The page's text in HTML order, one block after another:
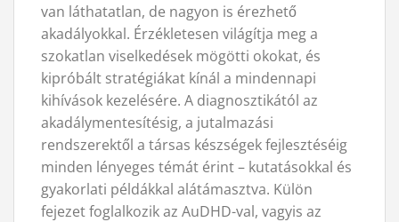
van láthatatlan, de nagyon is érezhető
akadályokkal. Érzékletesen világítja meg a
szokatlan viselkedések mögötti okokat, és
kipróbált stratégiákat kínál a mindennapi
kihívások kezelésére. A diagnosztikától az
akadálymentesítésig, a jutalmazási
rendszerektől a társas készségek fejlesztéséig
minden lényeges témát érint – kutatásokkal és
gyakorlati példákkal alátámasztva. Külön
fejezet foglalkozik az AuDHD-val, vagyis az